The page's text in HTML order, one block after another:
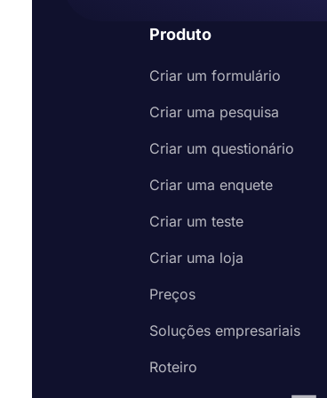
Produto
Criar um formulário
Criar uma pesquisa
Criar um questionário
Criar uma enquete
Criar um teste
Criar uma loja
Preços
Soluções empresariais
Roteiro